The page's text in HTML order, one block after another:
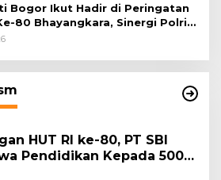
Bogor Ikut Hadir di Peringatan
80 Bhayangkara, Sinergi Polri
Bogor Jadi Kunci Menjaga
HUT RI ke-80, PT SBI
Pendidikan Kepada 500